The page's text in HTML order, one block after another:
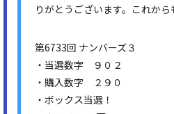
りがとうございます。これから
第6733回 ナンバーズ３
・当選数字 ９０２
・購入数字 ２９０
・ボックス当選！